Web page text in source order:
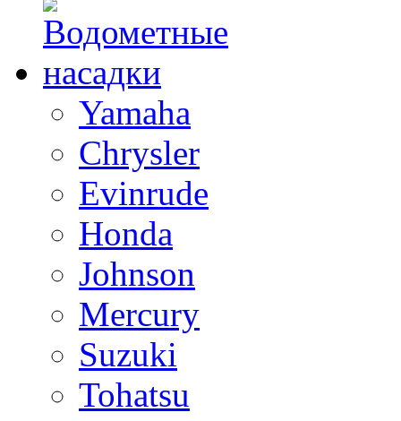
Yamaha
Chrysler
Evinrude
Honda
Johnson
Mercury
Suzuki
Tohatsu